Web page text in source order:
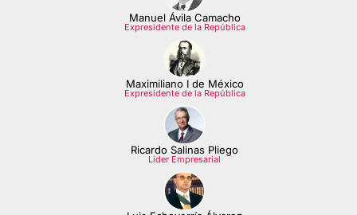
Manuel Ávila Camacho
Expresidente de la República
Maximiliano I de México
Expresidente de la República
Ricardo Salinas Pliego
Líder Empresarial